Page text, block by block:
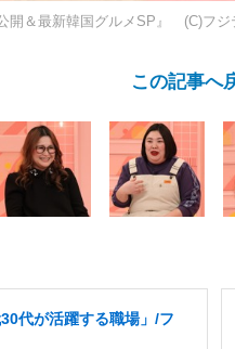
開＆最新韓国グルメSP』 (C)フジ
この記事へ
代が活躍する職場」/フ